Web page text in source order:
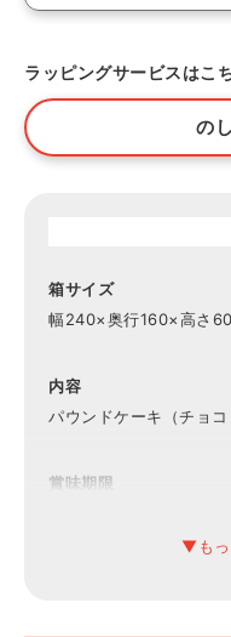
ラッピングサービスはこ
の
箱サイズ
幅240×奥行160×高さ
内容
パウンドケーキ（チョ
賞味期限